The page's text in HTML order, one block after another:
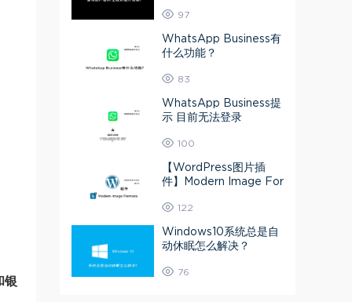
银
97
WhatsApp Business有
什么功能？
83
WhatsApp Business提
示 目前无法登录
100
【WordPress图片插
件】Modern Image For
VIF或Webp
122
Windows10系统总是自
动休眠怎么解决？
76